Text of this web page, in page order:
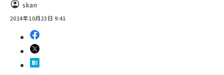
skan
2014年10月23日 9:41